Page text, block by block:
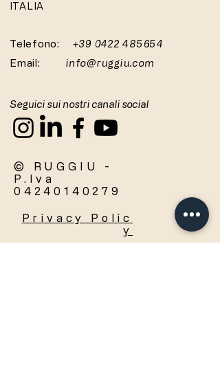
ITALIA
Telefono:
+39 0422 485654
Email: info@ruggiu.com
Seguici sui nostri canali social
© RUGGIU -
P.Iva
04240140279
Privacy
Polic
y